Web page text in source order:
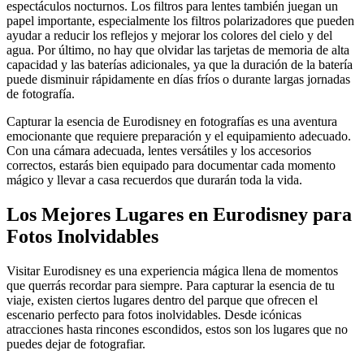
espectáculos nocturnos. Los filtros para lentes también juegan un
papel importante, especialmente los filtros polarizadores que pueden
ayudar a reducir los reflejos y mejorar los colores del cielo y del
agua. Por último, no hay que olvidar las tarjetas de memoria de alta
capacidad y las baterías adicionales, ya que la duración de la batería
puede disminuir rápidamente en días fríos o durante largas jornadas
de fotografía.
Capturar la esencia de Eurodisney en fotografías es una aventura
emocionante que requiere preparación y el equipamiento adecuado.
Con una cámara adecuada, lentes versátiles y los accesorios
correctos, estarás bien equipado para documentar cada momento
mágico y llevar a casa recuerdos que durarán toda la vida.
Los Mejores Lugares en Eurodisney para
Fotos Inolvidables
Visitar Eurodisney es una experiencia mágica llena de momentos
que querrás recordar para siempre. Para capturar la esencia de tu
viaje, existen ciertos lugares dentro del parque que ofrecen el
escenario perfecto para fotos inolvidables. Desde icónicas
atracciones hasta rincones escondidos, estos son los lugares que no
puedes dejar de fotografiar.